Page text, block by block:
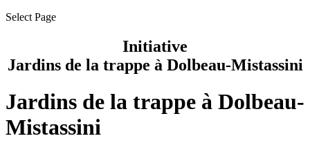
Select Page
Initiative
Jardins de la trappe à Dolbeau-Mistassini
Jardins de la trappe à Dolbeau-
Mistassini